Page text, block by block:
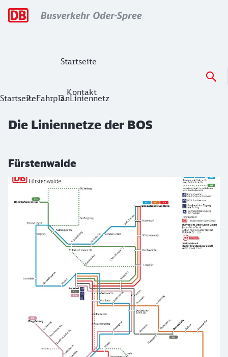
Startseite
Kontakt
Hauptnavigation
Die Liniennetze der BOS
StartseiteFahrplanLiniennetz
Die Liniennetze der BOS
Fürstenwalde